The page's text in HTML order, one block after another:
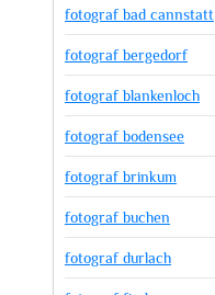
fotograf bad cannstatt
fotograf bergedorf
fotograf blankenloch
fotograf bodensee
fotograf brinkum
fotograf buchen
fotograf durlach